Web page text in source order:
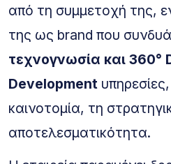
από τη συμμετοχή της,
της ως brand που
τεχνογνωσία και 360°
Development
καινοτομία, τη
αποτελεσματικότητα.